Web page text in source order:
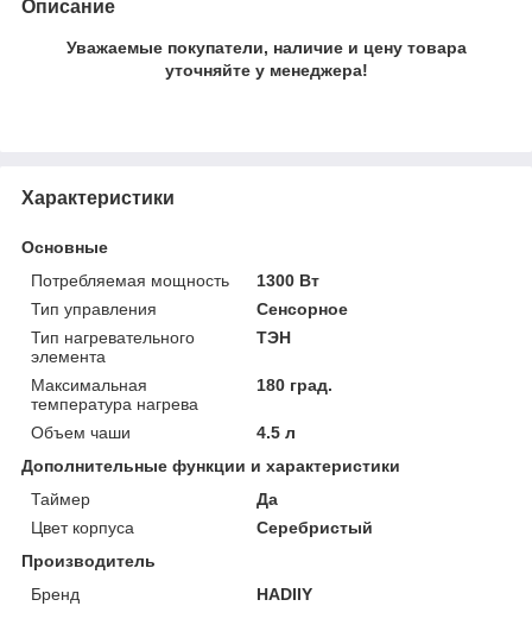
Описание
Уважаемые покупатели, наличие и цену товара
уточняйте у менеджера!
Характеристики
Основные
Потребляемая мощность
1300 Вт
Тип управления
Сенсорное
Тип нагревательного
элемента
ТЭН
Максимальная
температура нагрева
180 град.
Объем чаши
4.5 л
Дополнительные функции и характеристики
Таймер
Да
Цвет корпуса
Серебристый
Производитель
Бренд
HADIIY